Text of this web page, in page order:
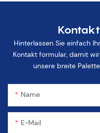
Hinterlassen Sie einfach
Kontakt formular, damit
unsere breite
Name
E-Mail